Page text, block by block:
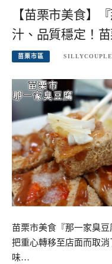
【苗栗市美食】
汁、品質穩定！
苗栗市區
苗栗市美食『那一家臭
把重心轉移至店面而取
味…